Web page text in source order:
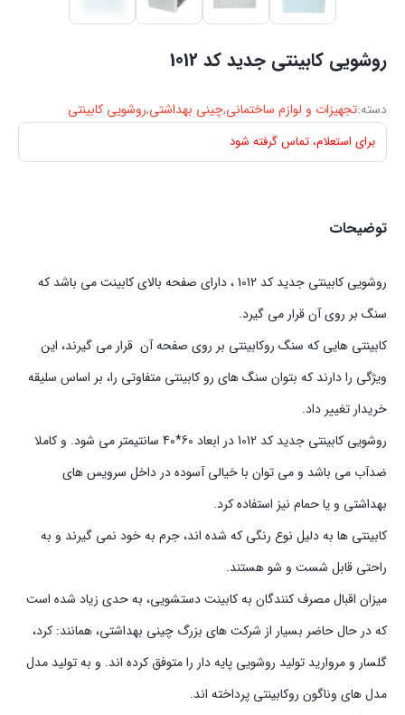
روشویی کابینتی جدید کد 1012
دسته:تجهیزات و لوازم ساختمانی,چینی بهداشتی,روشویی کابینتی
برای استعلام، تماس گرفته شود
توضیحات
روشویی کابینتی جدید کد 1012 ، دارای صفحه بالای کابینت می باشد که
سنگ بر روی آن قرار می گیرد.
کابینتی هایی که سنگ روکابینتی بر روی صفحه آن قرار می گیرند، این
ویژگی را دارند که بتوان سنگ های رو کابینتی متفاوتی را، بر اساس سلیقه
خریدار تغییر داد.
روشویی کابینتی جدید کد 1012 در ابعاد 60*40 سانتیمتر می شود. و کاملا
ضدآب می باشد و می توان با خیالی آسوده در داخل سرویس های
بهداشتی و یا حمام نیز استفاده کرد.
کابینتی ها به دلیل نوع رنگی که شده اند، جرم به خود نمی گیرند و به
راحتی قابل شست و شو هستند.
میزان اقبال مصرف کنندگان به کابینت دستشویی، به حدی زیاد شده است
که در حال حاضر بسیار از شرکت های بزرگ چینی بهداشتی، همانند: کرد،
گلسار و مروارید تولید روشویی پایه دار را متوفق کرده اند. و به تولید مدل
مدل های وناگون روکابینتی پرداخته اند.